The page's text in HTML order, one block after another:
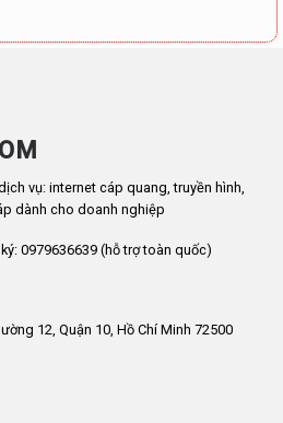
vụ: internet cáp quang, truyền hình,
dành cho doanh nghiệp
0979636639 (hỗ trợ toàn quốc)
12, Quận 10, Hồ Chí Minh 72500